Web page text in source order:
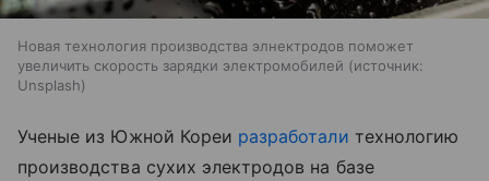
Новая технология производства элнектродов поможет
увеличить скорость зарядки электромобилей
источник:
Unsplash
Ученые из Южной Кореи разработали технологию
производства сухих электродов на базе